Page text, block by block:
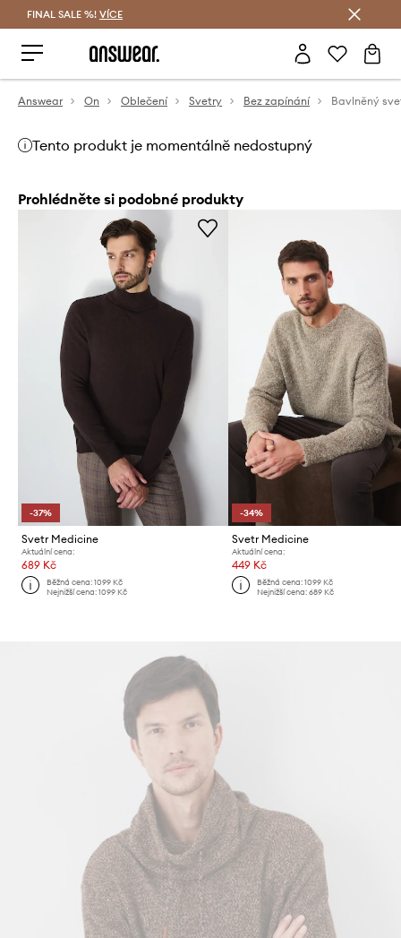
FINAL SALE %! VÍCE
Answear On Oblečení Svetry Bez zapínání Bavlněný
Tento produkt je momentálně nedostupný
Prohlédněte si podobné produkty
-37%
Svetr Medicine
Aktuální cena:
689 Kč
Běžná cena:1099 Kč
Nejnižší cena:1099 Kč
-34%
Svetr Medicine
Aktuální cena:
449 Kč
Běžná cena: 1099 Kč
Nejnižší cena: 689 Kč